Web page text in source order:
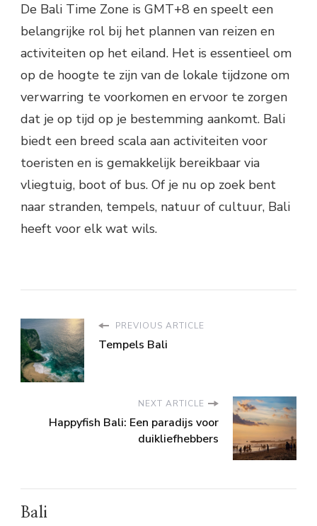
De Bali Time Zone is GMT+8 en speelt een
belangrijke rol bij het plannen van reizen en
activiteiten op het eiland. Het is essentieel om
op de hoogte te zijn van de lokale tijdzone om
verwarring te voorkomen en ervoor te zorgen
dat je op tijd op je bestemming aankomt. Bali
biedt een breed scala aan activiteiten voor
toeristen en is gemakkelijk bereikbaar via
vliegtuig, boot of bus. Of je nu op zoek bent
naar stranden, tempels, natuur of cultuur, Bali
heeft voor elk wat wils.
PREVIOUS ARTICLE
Tempels Bali
NEXT ARTICLE
Happyfish Bali: Een paradijs voor
duikliefhebbers
Bali